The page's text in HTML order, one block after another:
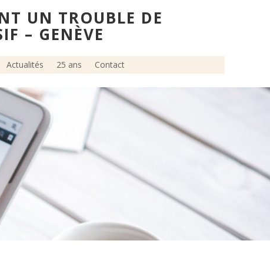
UN TROUBLE DE
– GENÈVE
Actualités 25 ans Contact